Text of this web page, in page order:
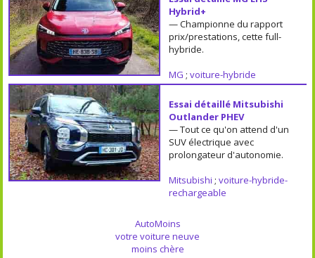
Hybrid+
— Championne du rapport
prix/prestations, cette full-
hybride.
MG ; voiture-hybride
Essai détaillé Mitsubishi
Outlander PHEV
— Tout ce qu'on attend d'un
SUV électrique avec
prolongateur d'autonomie.
Mitsubishi ; voiture-hybride-
rechargeable
AutoMoins
votre voiture neuve
moins chère